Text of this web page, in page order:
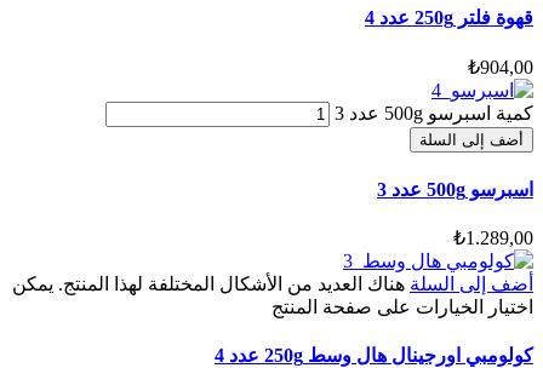
قهوة فلتر 250g عدد 4
₺904,00
كمية اسبرسو 500g عدد 3
أضف إلى السلة
اسبرسو 500g عدد 3
₺1.289,00
أضف إلى السلة هناك العديد من الأشكال المختلفة لهذا المنتج. يمكن
اختيار الخيارات على صفحة المنتج
كولومبي اورجينال هال وسط 250g عدد 4